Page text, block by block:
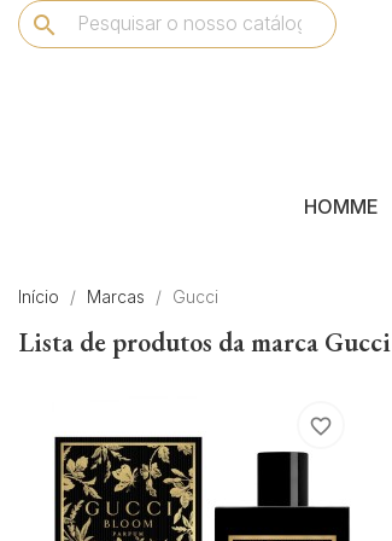
search
HOMME
Início Marcas Gucci
Lista de produtos da marca Gucci
favorite_border